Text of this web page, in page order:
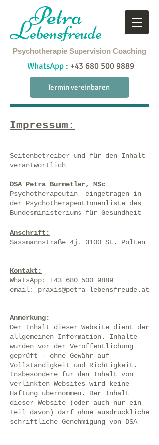
Petra
Lebensfreude
Psychotherapie Supervision Coaching
WhatsApp : +43 680 500 9889
Termin vereinbaren
Impressum:
Seitenbetreiber und für den Inhalt
verantwortlich
DSA Petra Burmetler, MSc
Psychotherapeutin, eingetragen in
der PsychotherapeutInnenliste des
Bundesministeriums für Gesundheit
Anschrift:
Sassmannstraße 4j, 3100 St. Pölten
Kontakt:
WhatsApp: +43 680 500 9889
email: praxis@petra-lebensfreude.at
​Anmerkung:
Der Inhalt dieser Website dient der
allgemeinen Information. Inhalte
wurden vor der Veröffentlichung
geprüft - ohne Gewähr auf
Vollständigkeit und Richtigkeit.
Insbesondere für den Inhalt von
verlinkten Websites wird keine
Haftung übernommen. Der Inhalt
dieser Website (oder auch nur ein
Teil davon) darf ohne ausdrückliche
schriftliche Genehmigung von DSA